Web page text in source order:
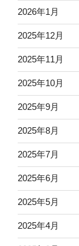
2026年1月
2025年12月
2025年11月
2025年10月
2025年9月
2025年8月
2025年7月
2025年6月
2025年5月
2025年4月